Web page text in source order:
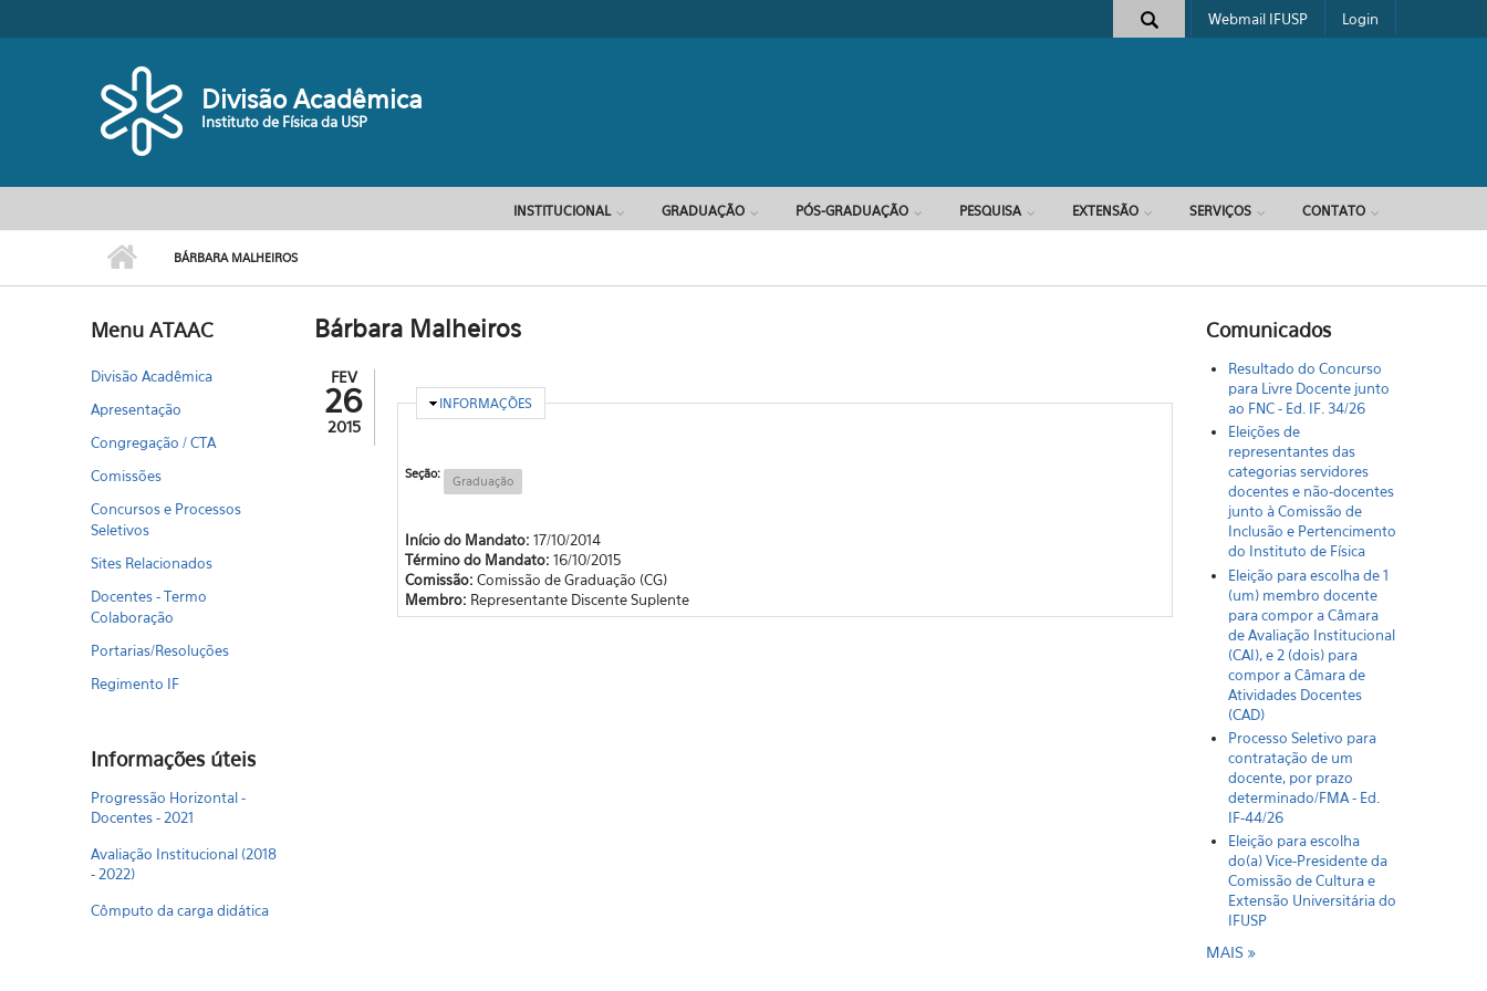
Formulário de busca
Webmail IFUSP Login
Divisão Acadêmica
Instituto de Física da USP
INSTITUCIONAL GRADUAÇÃO PÓS-GRADUAÇÃO PESQUISA EXTENSÃO SERVIÇOS CONTATO
BÁRBARA MALHEIROS
Menu ATAAC
Divisão Acadêmica
Apresentação
Congregação / CTA
Comissões
Concursos e Processos
Seletivos
Sites Relacionados
Docentes - Termo
Colaboração
Portarias/Resoluções
Regimento IF
Informações úteis
Progressão Horizontal -
Docentes - 2021
Avaliação Institucional (2018
- 2022)
Cômputo da carga didática
Bárbara Malheiros
FEV
26
2015
OCULTAR
INFORMAÇÕES
Seção: Graduação
Início do Mandato:17/10/2014
Término do Mandato:16/10/2015
Comissão:Comissão de Graduação (CG)
Membro: Representante Discente Suplente
Comunicados
Resultado do Concurso
para Livre Docente junto
ao FNC - Ed. IF. 34/26
Eleições de
representantes das
categorias servidores
docentes e não-docentes
junto à Comissão de
Inclusão e Pertencimento
do Instituto de Física
Eleição para escolha de 1
(um) membro docente
para compor a Câmara
de Avaliação Institucional
(CAI), e 2 (dois) para
compor a Câmara de
Atividades Docentes
(CAD)
Processo Seletivo para
contratação de um
docente, por prazo
determinado/FMA - Ed.
IF-44/26
Eleição para escolha
do(a) Vice-Presidente da
Comissão de Cultura e
Extensão Universitária do
IFUSP
MAIS